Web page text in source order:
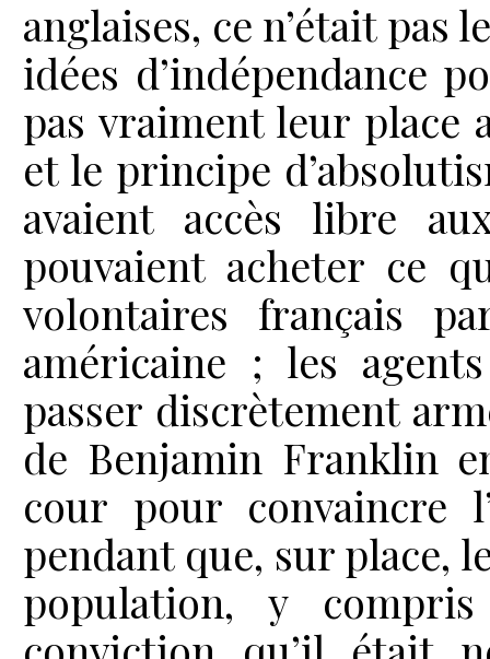
anglaises, ce n’était pas
idées d’indépendance
pas vraiment leur place
et le principe
avaient accès libre
pouvaient acheter ce
volontaires français
américaine ; les
passer discrètement
de Benjamin Franklin
cour pour convaincre
pendant que, sur place,
population, y